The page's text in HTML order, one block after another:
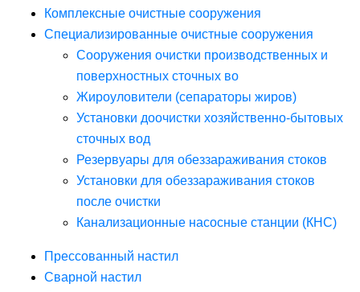
Комплексные очистные сооружения
Специализированные очистные сооружения
Сооружения очистки производственных и
поверхностных сточных во
Жироуловители (сепараторы жиров)
Установки доочистки хозяйственно-бытовых
сточных вод
Резервуары для обеззараживания стоков
Установки для обеззараживания стоков
после очистки
Канализационные насосные станции (КНС)
Прессованный настил
Сварной настил